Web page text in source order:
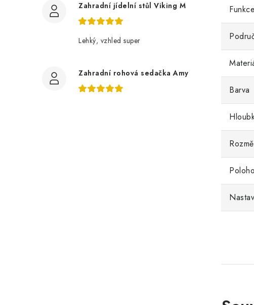
Zahradní jídelní stůl Viking M
Lehký, vzhled super
Zahradní rohová sedačka Amy
Funkce
Barva